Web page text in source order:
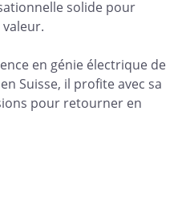
solide pour
en génie électrique de
Suisse, il profite avec sa
pour retourner en